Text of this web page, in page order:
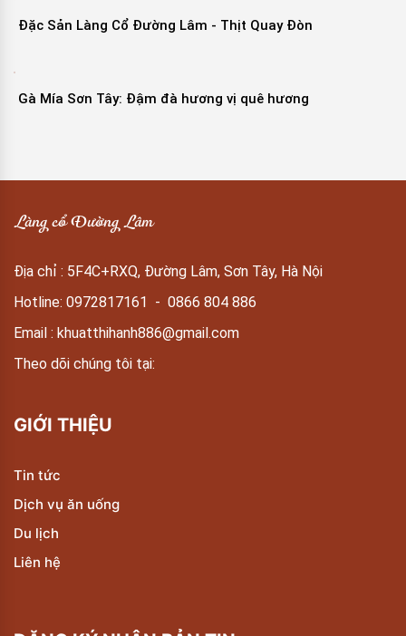
Đặc Sản Làng Cổ Đường Lâm - Thịt Quay Đòn
Gà Mía Sơn Tây: Đậm đà hương vị quê hương
Làng cổ Đường Lâm
Địa chỉ : 5F4C+RXQ, Đường Lâm, Sơn Tây, Hà Nội
Hotline: 0972817161 - 0866 804 886
Email : khuatthihanh886@gmail.com
Theo dõi chúng tôi tại:
GIỚI THIỆU
Tin tức
Dịch vụ ăn uống
Du lịch
Liên hệ